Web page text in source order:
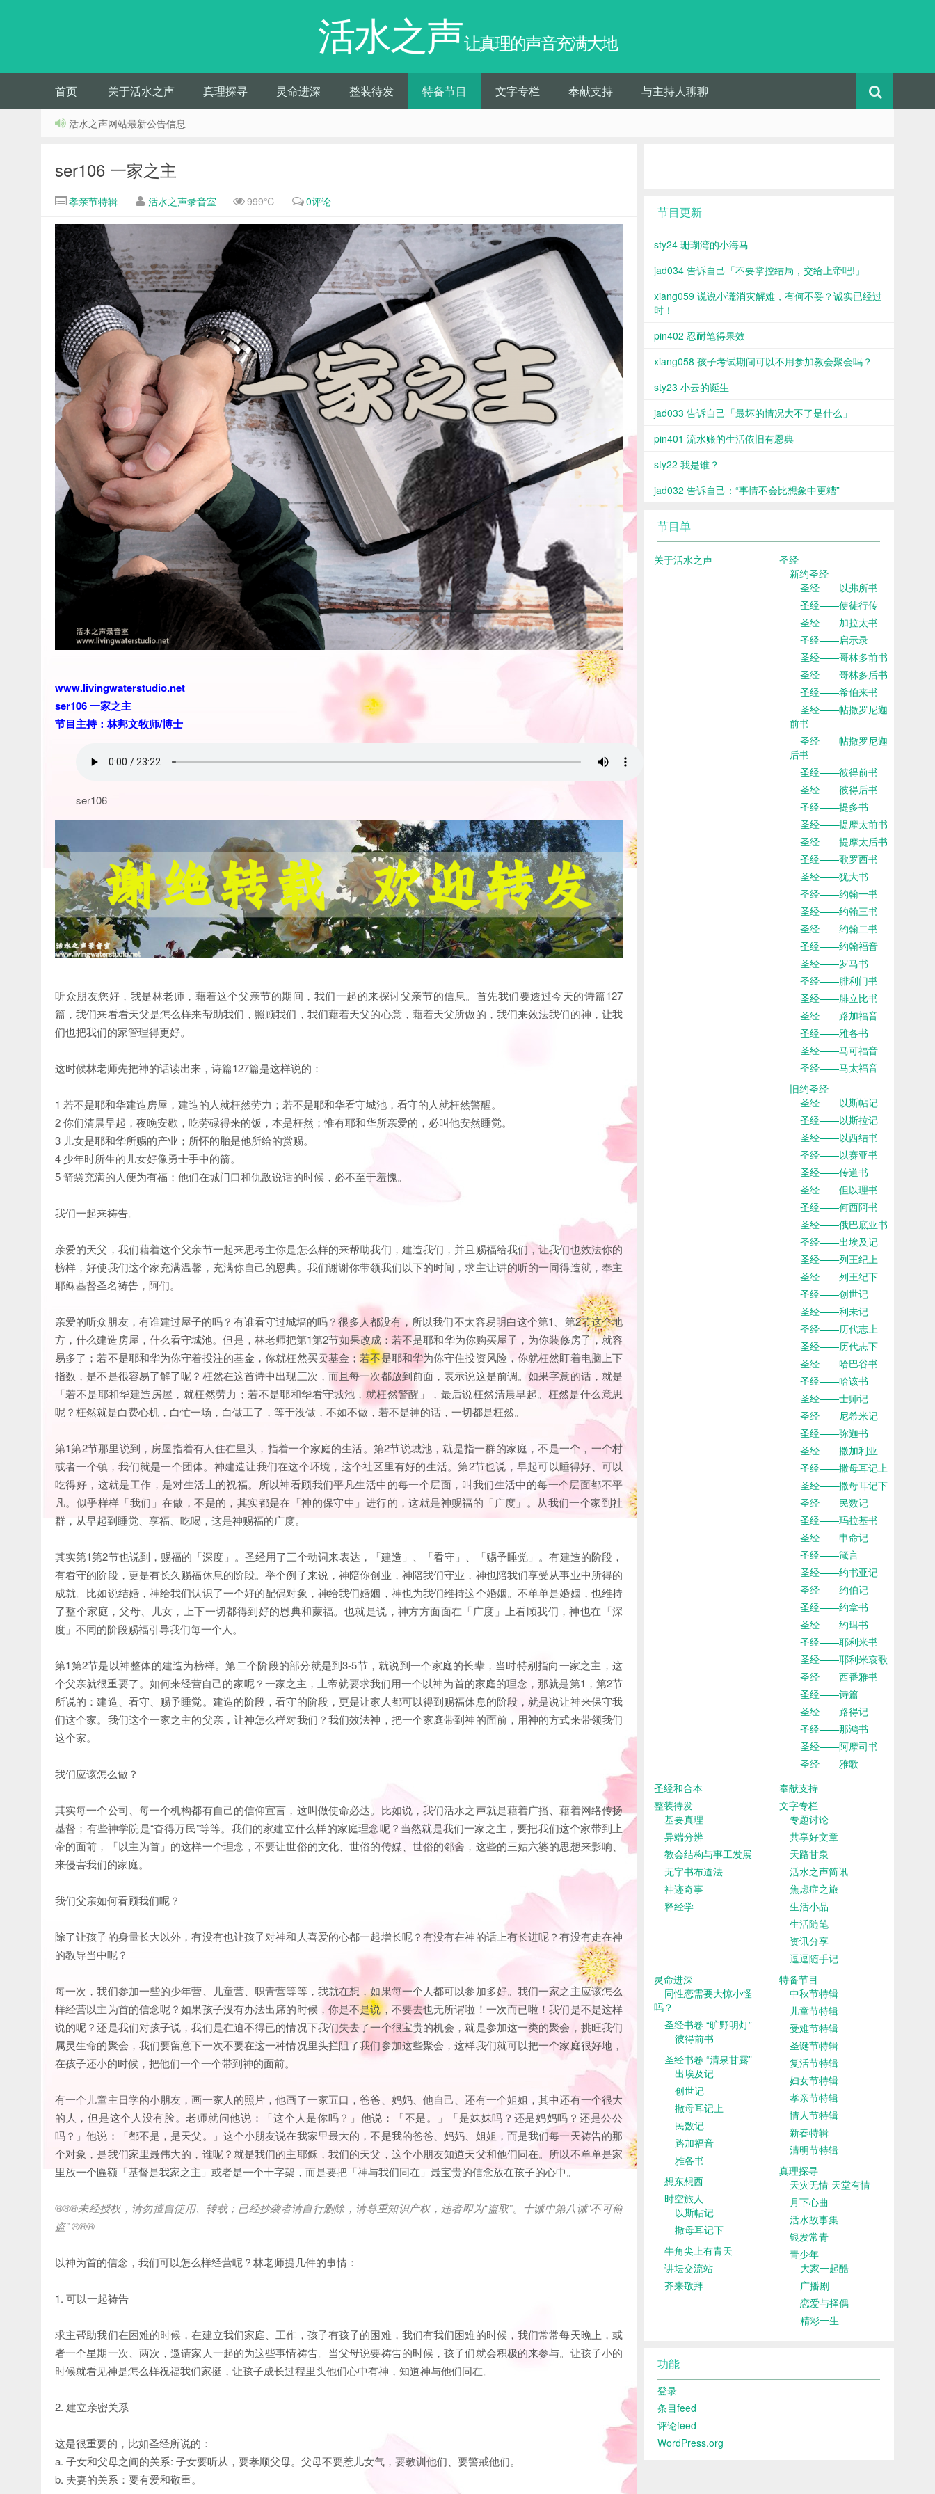
活水之声让真理的声音充满大地
首页 关于活水之声 真理探寻 灵命进深 整装待发 特备节目 文字专栏 奉献支持 与主持人聊聊
活水之声网站最新公告信息
ser106 一家之主
孝亲节特辑 活水之声录音室 999℃ 0评论
www.livingwaterstudio.net
ser106 一家之主
节目主持：林邦文牧师/博士
ser106
听众朋友您好，我是林老师，藉着这个父亲节的期间，我们一起的来探讨父亲节的信息。首先我们要透过今天的诗篇127
篇，我们来看看天父是怎么样来帮助我们，照顾我们，我们藉着天父的心意，藉着天父所做的，我们来效法我们的神，让我
们也把我们的家管理得更好。
这时候林老师先把神的话读出来，诗篇127篇是这样说的：
1 若不是耶和华建造房屋，建造的人就枉然劳力；若不是耶和华看守城池，看守的人就枉然警醒。
2 你们清晨早起，夜晚安歇，吃劳碌得来的饭，本是枉然；惟有耶和华所亲爱的，必叫他安然睡觉。
3 儿女是耶和华所赐的产业；所怀的胎是他所给的赏赐。
4 少年时所生的儿女好像勇士手中的箭。
5 箭袋充满的人便为有福；他们在城门口和仇敌说话的时候，必不至于羞愧。
我们一起来祷告。
亲爱的天父，我们藉着这个父亲节一起来思考主你是怎么样的来帮助我们，建造我们，并且赐福给我们，让我们也效法你的
榜样，好使我们这个家充满温馨，充满你自己的恩典。我们谢谢你带领我们以下的时间，求主让讲的听的一同得造就，奉主
耶稣基督圣名祷告，阿们。
亲爱的听众朋友，有谁建过屋子的吗？有谁看守过城墙的吗？很多人都没有，所以我们不太容易明白这个第1、第2节这个地
方，什么建造房屋，什么看守城池。但是，林老师把第1第2节如果改成：若不是耶和华为你购买屋子，为你装修房子，就容
易多了；若不是耶和华为你守着投注的基金，你就枉然买卖基金；若不是耶和华为你守住投资风险，你就枉然盯着电脑上下
指数，是不是很容易了解了呢？枉然在这首诗中出现三次，而且每一次都放到前面，表示说这是前调。如果字意的话，就是
「若不是耶和华建造房屋，就枉然劳力；若不是耶和华看守城池，就枉然警醒」，最后说枉然清晨早起。枉然是什么意思
呢？枉然就是白费心机，白忙一场，白做工了，等于没做，不如不做，若不是神的话，一切都是枉然。
第1第2节那里说到，房屋指着有人住在里头，指着一个家庭的生活。第2节说城池，就是指一群的家庭，不是一个，一个村
或者一个镇，我们就是一个团体。神建造让我们在这个环境，这个社区里有好的生活。第2节也说，早起可以睡得好、可以
吃得好，这就是工作，是对生活上的祝福。所以神看顾我们平凡生活中的每一个层面，叫我们生活中的每一个层面都不平
凡。似乎样样「我们」在做，不是的，其实都是在「神的保守中」进行的，这就是神赐福的「广度」。从我们一个家到社
群，从早起到睡觉、享福、吃喝，这是神赐福的广度。
其实第1第2节也说到，赐福的「深度」。圣经用了三个动词来表达，「建造」、「看守」、「赐予睡觉」。有建造的阶段，
有看守的阶段，更是有长久赐福休息的阶段。举个例子来说，神陪你创业，神陪我们守业，神也陪我们享受从事业中所得的
成就。比如说结婚，神给我们认识了一个好的配偶对象，神给我们婚姻，神也为我们维持这个婚姻。不单单是婚姻，也维持
了整个家庭，父母、儿女，上下一切都得到好的恩典和蒙福。也就是说，神方方面面在「广度」上看顾我们，神也在「深
度」不同的阶段赐福引导我们每一个人。
第1第2节是以神整体的建造为榜样。第二个阶段的部分就是到3-5节，就说到一个家庭的长辈，当时特别指向一家之主，这
个父亲就很重要了。如何来经营自己的家呢？一家之主，上帝就要求我们用一个以神为首的家庭的理念，那就是第1，第2节
所说的：建造、看守、赐予睡觉。建造的阶段，看守的阶段，更是让家人都可以得到赐福休息的阶段，就是说让神来保守我
们这个家。我们这个一家之主的父亲，让神怎么样对我们？我们效法神，把一个家庭带到神的面前，用神的方式来带领我们
这个家。
我们应该怎么做？
其实每一个公司、每一个机构都有自己的信仰宣言，这叫做使命必达。比如说，我们活水之声就是藉着广播、藉着网络传扬
基督；有些神学院是“奋得万民”等等。我们的家建立什么样的家庭理念呢？当然就是我们一家之主，要把我们这个家带到上
帝的面前，「以主为首」的这样一个理念，不要让世俗的文化、世俗的传媒、世俗的邻舍，这些的三姑六婆的思想来影响、
来侵害我们的家庭。
我们父亲如何看顾我们呢？
除了让孩子的身量长大以外，有没有也让孩子对神和人喜爱的心都一起增长呢？有没有在神的话上有长进呢？有没有走在神
的教导当中呢？
每一次，我们参加一些的少年营、儿童营、职青营等等，我就在想，如果每一个人都可以参加多好。我们一家之主应该怎么
样经营以主为首的信念呢？如果孩子没有办法出席的时候，你是不是说，不要去也无所谓啦！一次而已啦！我们是不是这样
说的呢？还是我们对孩子说，我们是在迫不得已的情况下我们失去了一个很宝贵的机会，就是参加这一类的聚会，挑旺我们
属灵生命的聚会，我们要留意下一次不要在这一种情况里头拦阻了我们参加这些聚会，这样我们就可以把一个家庭很好地，
在孩子还小的时候，把他们一个一个带到神的面前。
有一个儿童主日学的小朋友，画一家人的照片，他画了一家五口，爸爸、妈妈、他自己、还有一个姐姐，其中还有一个很大
的人，但是这个人没有脸。老师就问他说：「这个人是你吗？」他说：「不是。」「是妹妹吗？还是妈妈吗？还是公公
吗？」他说：「都不是，是天父。」这个小朋友说在我家里最大的，不是我的爸爸、妈妈、姐姐，而是我们每一天祷告的那
个对象，是我们家里最伟大的，谁呢？就是我们的主耶稣，我们的天父，这个小朋友知道天父和他们同在。所以不单单是家
里放一个匾额「基督是我家之主」或者是一个十字架，而是要把「神与我们同在」最宝贵的信念放在孩子的心中。
®®®未经授权，请勿擅自使用、转载；已经抄袭者请自行删除，请尊重知识产权，违者即为“盗取”。十诫中第八诫“不可偷
盗” ®®®
以神为首的信念，我们可以怎么样经营呢？林老师提几件的事情：
1. 可以一起祷告
求主帮助我们在困难的时候，在建立我们家庭、工作，孩子有孩子的困难，我们有我们困难的时候，我们常常每天晚上，或
者一个星期一次、两次，邀请家人一起的为这些事情祷告。当父母说要祷告的时候，孩子们就会积极的来参与。让孩子小的
时候就看见神是怎么样祝福我们家挺，让孩子成长过程里头他们心中有神，知道神与他们同在。
2. 建立亲密关系
这是很重要的，比如圣经所说的：
a. 子女和父母之间的关系: 子女要听从，要孝顺父母。父母不要惹儿女气，要教训他们、要警戒他们。
b. 夫妻的关系：要有爱和敬重。
节目更新
sty24 珊瑚湾的小海马
jad034 告诉自己「不要掌控结局，交给上帝吧!」
xiang059 说说小谎消灾解难，有何不妥？诚实已经过
时！
pin402 忍耐笔得果效
xiang058 孩子考试期间可以不用参加教会聚会吗？
sty23 小云的诞生
jad033 告诉自己「最坏的情况大不了是什么」
pin401 流水账的生活依旧有恩典
sty22 我是谁？
jad032 告诉自己：“事情不会比想象中更糟”
节目单
关于活水之声
圣经
新约圣经
圣经——以弗所书
圣经——使徒行传
圣经——加拉太书
圣经——启示录
圣经——哥林多前书
圣经——哥林多后书
圣经——希伯来书
圣经——帖撒罗尼迦
前书
圣经——帖撒罗尼迦
后书
圣经——彼得前书
圣经——彼得后书
圣经——提多书
圣经——提摩太前书
圣经——提摩太后书
圣经——歌罗西书
圣经——犹大书
圣经——约翰一书
圣经——约翰三书
圣经——约翰二书
圣经——约翰福音
圣经——罗马书
圣经——腓利门书
圣经——腓立比书
圣经——路加福音
圣经——雅各书
圣经——马可福音
圣经——马太福音
旧约圣经
圣经——以斯帖记
圣经——以斯拉记
圣经——以西结书
圣经——以赛亚书
圣经——传道书
圣经——但以理书
圣经——何西阿书
圣经——俄巴底亚书
圣经——出埃及记
圣经——列王纪上
圣经——列王纪下
圣经——创世记
圣经——利未记
圣经——历代志上
圣经——历代志下
圣经——哈巴谷书
圣经——哈该书
圣经——士师记
圣经——尼希米记
圣经——弥迦书
圣经——撒加利亚
圣经——撒母耳记上
圣经——撒母耳记下
圣经——民数记
圣经——玛拉基书
圣经——申命记
圣经——箴言
圣经——约书亚记
圣经——约伯记
圣经——约拿书
圣经——约珥书
圣经——耶利米书
圣经——耶利米哀歌
圣经——西番雅书
圣经——诗篇
圣经——路得记
圣经——那鸿书
圣经——阿摩司书
圣经——雅歌
圣经和合本
奉献支持
整装待发
基要真理
异端分辨
教会结构与事工发展
无字书布道法
神迹奇事
释经学
文字专栏
专题讨论
共享好文章
天路甘泉
活水之声简讯
焦虑症之旅
生活小品
生活随笔
资讯分享
逗逗随手记
灵命进深
同性恋需要大惊小怪
吗？
圣经书卷 “旷野明灯”
彼得前书
圣经书卷 “清泉甘露”
出埃及记
创世记
撒母耳记上
民数记
路加福音
雅各书
想东想西
时空旅人
以斯帖记
撒母耳记下
牛角尖上有青天
讲坛交流站
齐来敬拜
特备节目
中秋节特辑
儿童节特辑
受难节特辑
圣诞节特辑
复活节特辑
妇女节特辑
孝亲节特辑
情人节特辑
新春特辑
清明节特辑
真理探寻
天灾无情 天堂有情
月下心曲
活水故事集
银发常青
青少年
大家一起酷
广播剧
恋爱与择偶
精彩一生
功能
登录
条目feed
评论feed
WordPress.org